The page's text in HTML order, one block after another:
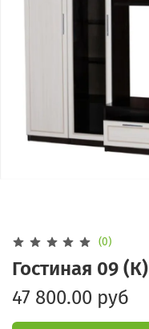
(0)
Гостиная 09 (К)
47 800.00 руб